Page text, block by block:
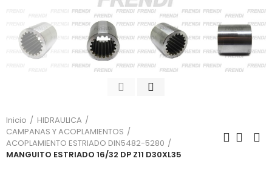
Inicio
HIDRAULICA
CAMPANAS Y ACOPLAMIENTOS
ACOPLAMIENTO ESTRIADO DIN5482-5280
MANGUITO ESTRIADO 16/32 DP Z11 D30XL35